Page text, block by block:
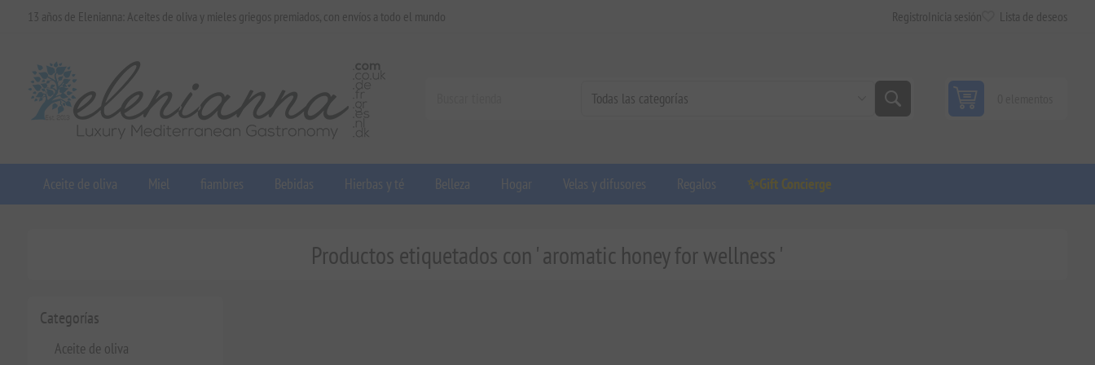
13 años de Elenianna: Aceites de oliva y mieles griegos premiados, con envíos a todo el mundo Registro Inicia sesión Lista de deseos
Aceite de oliva Miel fiambres Bebidas Hierbas y té Belleza Hogar Velas y difusores Regalos ✨Gift Concierge
Categorías
Aceite de oliva
Productos etiquetados con ' aromatic honey for wellness '